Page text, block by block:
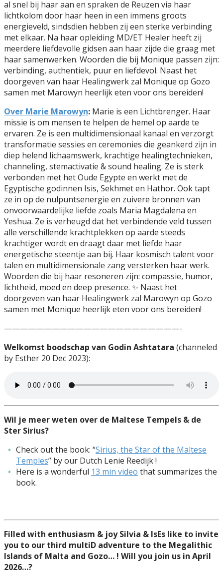
al snel bij haar aan en spraken de Reuzen via haar
lichtkolom door haar heen in een immens groots
energieveld, sindsdien hebben zij een sterke verbinding
met elkaar. Na haar opleiding MD/ET Healer heeft zij
meerdere liefdevolle gidsen aan haar zijde die graag met
haar samenwerken. Woorden die bij Monique passen zijn:
verbinding, authentiek, puur en liefdevol. Naast het
doorgeven van haar Healingwerk zal Monique op Gozo
samen met Marowyn heerlijk eten voor ons bereiden!
Over Marie Marowyn: Marie is een Lichtbrenger. Haar
missie is om mensen te helpen de hemel op aarde te
ervaren. Ze is een multidimensionaal kanaal en verzorgt
transformatie sessies en ceremonies die geankerd zijn in
diep helend lichaamswerk, krachtige healingtechnieken,
channeling, stemactivatie & sound healing. Ze is sterk
verbonden met het Oude Egypte en werkt met de
Egyptische godinnen Isis, Sekhmet en Hathor. Ook tapt
ze in op de nulpuntsenergie en zuivere bronnen van
onvoorwaardelijke liefde zoals Maria Magdalena en
Yeshua. Ze is verheugd dat het verbindende veld tussen
alle verschillende krachtplekken op aarde steeds
krachtiger wordt en draagt daar met liefde haar
energetische steentje aan bij. Haar kosmisch talent voor
talen en multidimensionale zang versterken haar werk.
Woorden die bij haar resoneren zijn: compassie, humor,
lichtheid, moed en deep presence. ✨ Naast het
doorgeven van haar Healingwerk zal Marowyn op Gozo
samen met Monique heerlijk eten voor ons bereiden!
——————————————————————-
Welkomst boodschap van Godin Ashtatara (channeled
by Esther 20 Dec 2023):
Wil je meer weten over de Maltese Tempels & de
Ster Sirius?
Check out the book: “Sirius, the Star of the Maltese
Temples” by our Dutch Lenie Reedijk !
Here is a wonderful 13 min video that summarizes the
book.
Filled with enthusiasm & joy Silvia & IsEs like to invite
you to our third multiD adventure to the Megalithic
Islands of Malta and Gozo… ! Will you join us in April
2026…?